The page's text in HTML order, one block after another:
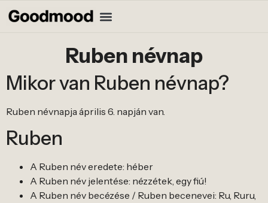
Ruben névnap
Mikor van Ruben névnap?
Ruben névnapja április 6. napján van.
Ruben
A Ruben név eredete: héber
A Ruben név jelentése: nézzétek, egy fiú!
A Ruben név becézése / Ruben becenevei: Ru, Ruru,